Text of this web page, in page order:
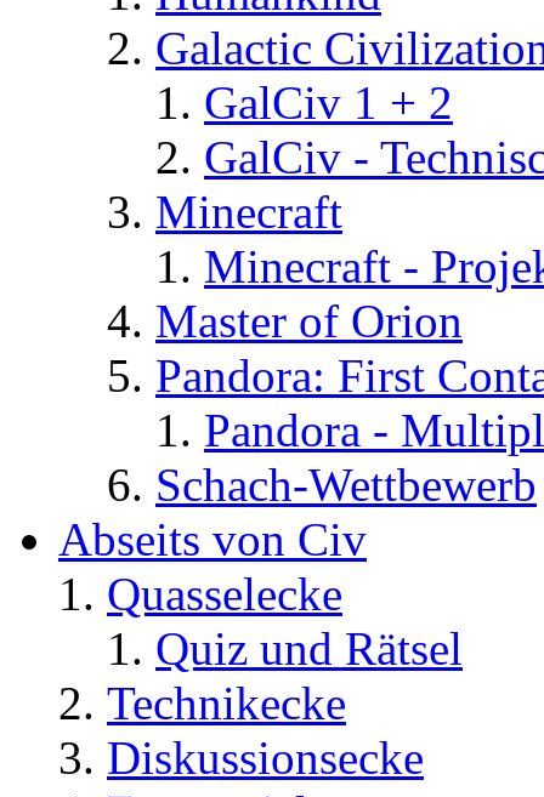
Galactic
GalCiv 1 + 2
GalCiv -
Minecraft
Minecraft -
Master of Orion
Pandora: First
Pandora -
Schach-Wettbewerb
Abseits von Civ
Quasselecke
Quiz und Rätsel
Technikecke
Diskussionsecke